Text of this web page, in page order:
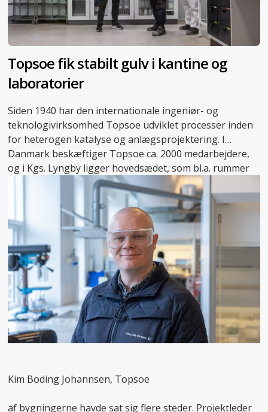
Topsoe fik stabilt gulv i kantine og
laboratorier
Siden 1940 har den internationale ingeniør- og
teknologivirksomhed Topsoe udviklet processer inden
for heterogen katalyse og anlægsprojektering. I
Danmark beskæftiger Topsoe ca. 2000 medarbejdere,
og i Kgs. Lyngby ligger hovedsædet, som bl.a. rummer
adskillige laboratorier, der danner rammen om
virksomhedens forskningsarbejde.
Kim Boding Johannsen, Topsoe
af bygningerne havde sat sig flere steder. Projektleder